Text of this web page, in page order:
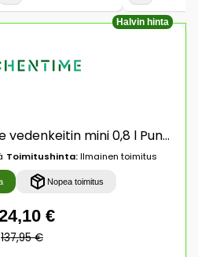
Halvin hinta
Smeg Smeg 50's Style vedenkeitin mini 0,8 l Punainen
Toimitushinta:Ilmainen toimitus
Nopea toimitus
€
137,95 €